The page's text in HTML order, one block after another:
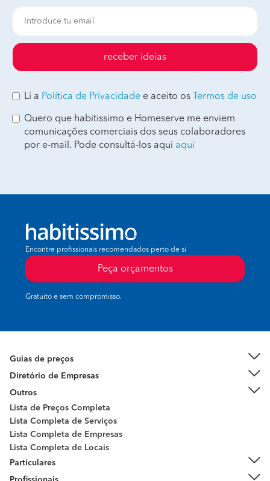
receber ideias
Li a Política de Privacidade e aceito os Termos de uso
Quero que habitissimo e Homeserve me enviem
comunicações comerciais dos seus colaboradores
por e-mail. Pode consultá-los aqui aqui
Encontre profissionais recomendados perto de si
Peça orçamentos
Gratuito e sem compromisso.
Guias de preços
Diretório de Empresas
Outros
Lista de Preços Completa
Lista Completa de Serviços
Lista Completa de Empresas
Lista Completa de Locais
Particulares